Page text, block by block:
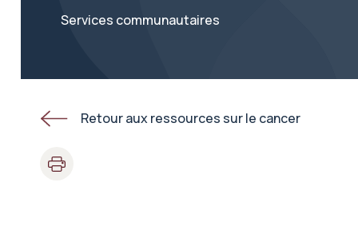
Services communautaires
Retour aux ressources sur le cancer